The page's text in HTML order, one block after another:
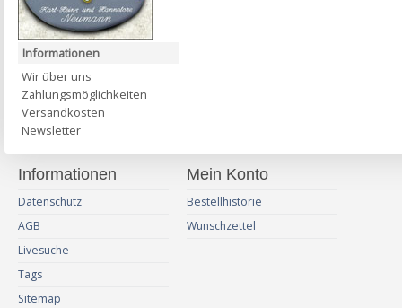
Informationen
Wir über uns
Zahlungsmöglichkeiten
Versandkosten
Newsletter
Informationen
Datenschutz
AGB
Livesuche
Tags
Sitemap
Mein Konto
Bestellhistorie
Wunschzettel